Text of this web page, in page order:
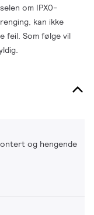
om IPX0-
kan ikke
feil. Som følge vil
og hengende